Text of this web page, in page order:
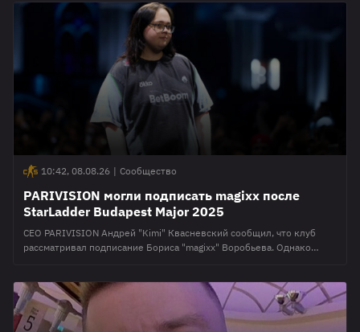
PARIVISION, Team Yandex, Team Falcons, Team Liquid, Team Spirit, 1w
Team, Xtreme Gaming и BetBoom Team. Со счетом 1:4 группы
завершат Team Resilience и L1ga
10:42, 08.08.26 | Сообщество
PARIVISION могли подписать magixx после
StarLadder Budapest Major 2025
CEO PARIVISION Андрей "Kimi" Квасневский сообщил, что клуб
рассматривал подписание Бориса "magixx" Воробьева. Однако
Квасневский рассказал в интервью на YouTube-канале команды.
Публикуется с сохранением орфографии и пунктуации источника
Magixx находился на скамейке Spirit с июля по декабрь 2025 года.